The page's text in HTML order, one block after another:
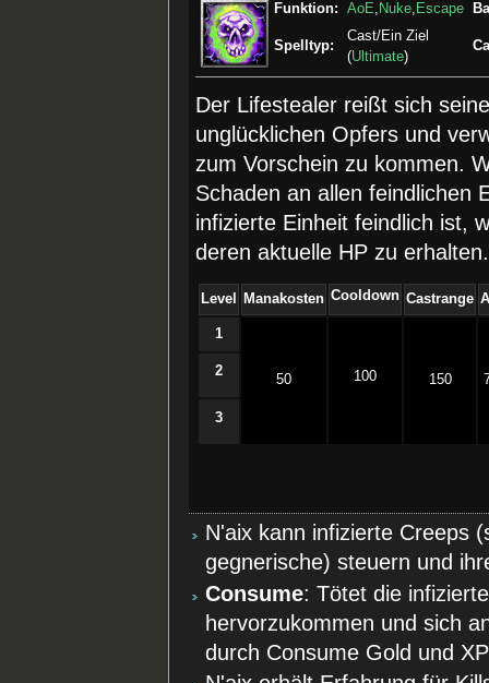
Funktion: AoE, Nuke, Escape
Spelltyp:
Cast/Ein Ziel
(Ultimate)
Der Lifestealer reißt sich
unglücklichen Opfers und
zum Vorschein zu kommen.
Schaden an allen feindlichen
infizierte Einheit feindlich ist,
deren aktuelle HP zu erhalten.
Level Manakosten Cooldown Castrange
1
50 100 150
2
3
N'aix kann infizierte Creeps
gegnerische) steuern und
Consume: Tötet die
hervorzukommen und sich
durch Consume Gold und